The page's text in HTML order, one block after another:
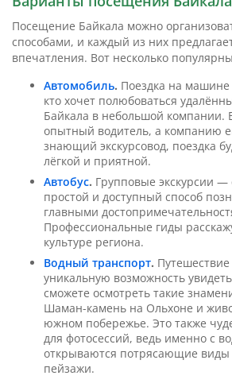
Посещение Байкала можно
способами, и каждый из них
впечатления. Вот несколько
Автомобиль. Поездка на
кто хочет полюбоваться
Байкала в небольшой компании.
опытный водитель, а компанию
знающий экскурсовод, поездка
лёгкой и приятной.
Автобус. Групповые экскурсии
простой и доступный способ
главными
Профессиональные гиды
культуре региона.
Водный транспорт.
уникальную возможность
сможете осмотреть такие
Шаман-камень на Ольхоне и
южном побережье. Это также
для фотосессий, ведь именно с
открываются потрясающие
пейзажи.